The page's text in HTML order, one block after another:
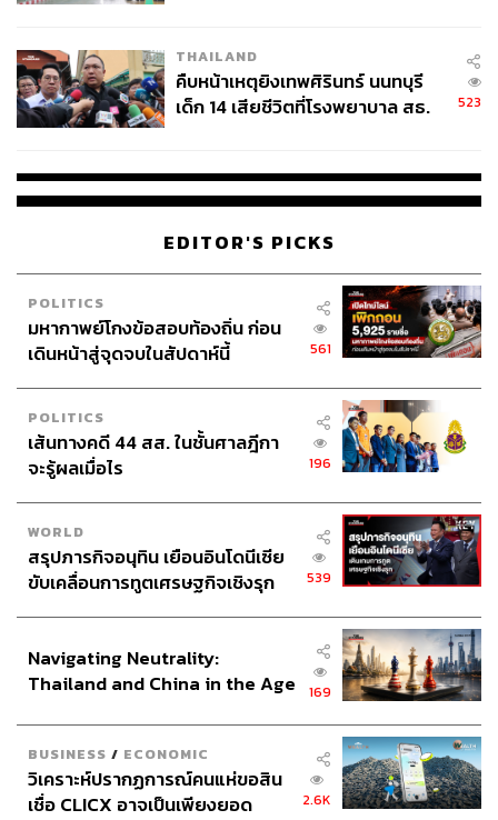
TAGS: Asean กระทรวงการต่างประเทศ
ทูต
มาริษ เสงี่ยมพงษ์
ชายแดนไทย-กัมพูชา
อนุสัญญาออตตาวา
สถานการณ์ไทย-กัมพูชา
กันทรลักษ์
154
ABOUT THE AUTHOR
THE STANDARD TEAM
กองบรรณาธิการ THE STANDARD
THAILAND
คืบหน้าเหตุยิงเทพศิรินทร์ นนทบุรี
เด็ก 14 เสียชีวิตที่โรงพยาบาล สธ.
523
EDITOR'S PICKS
POLITICS
มหากาพย์โกงข้อสอบท้องถิ่น ก่อน
เดินหน้าสู่จุดจบในสัปดาห์นี้
561
POLITICS
เส้นทางคดี 44 สส. ในชั้นศาลฎีกา
จะรู้ผลเมื่อไร
196
WORLD
สรุปภารกิจอนุทิน เยือนอินโดนีเซีย
ขับเคลื่อนการทูตเศรษฐกิจเชิงรุก
539
Navigating Neutrality:
Thailand and China in the Age
169
BUSINESS / ECONOMIC
วิเคราะห์ปรากฏการณ์คนแห่ขอสิน
เชื่อ CLICX อาจเป็นเพียงยอด
2.6K